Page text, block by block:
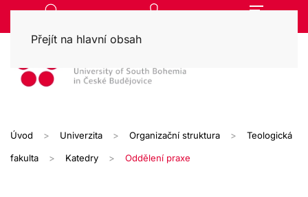
Přejít na hlavní obsah
Úvod Univerzita Organizační struktura Teologická
fakulta Katedry Oddělení praxe